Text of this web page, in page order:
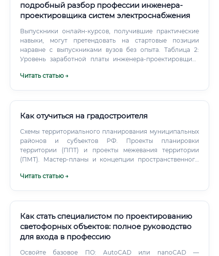
подробный разбор профессии инженера-
проектировщика систем электроснабжения
Выпускники онлайн-курсов, получившие практические
навыки, могут претендовать на стартовые позиции
наравне с выпускниками вузов без опыта. Таблица 2:
Уровень заработной платы инженера-проектировщика
гг.) Где платят больше всего? Наиболее высокие зарплаты
реализуются крупные промышленные проекты.
Читать статью →
Как отучиться на градостроителя
Схемы территориального планирования муниципальных
районов и субъектов РФ. Проекты планировки
территории (ППТ) и проекты межевания территории
(ПМТ). Мастер-планы и концепции пространственного
Читать статью →
Как стать специалистом по проектированию
светофорных объектов: полное руководство
для входа в профессию
Освойте базовое ПО: AutoCAD или nanoCAD —